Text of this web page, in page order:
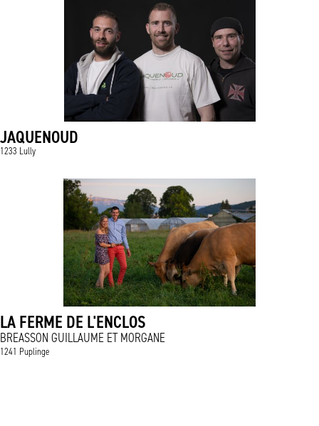
JAQUENOUD
1233 Lully
LA FERME DE L'ENCLOS
BREASSON GUILLAUME ET MORGANE
1241 Puplinge